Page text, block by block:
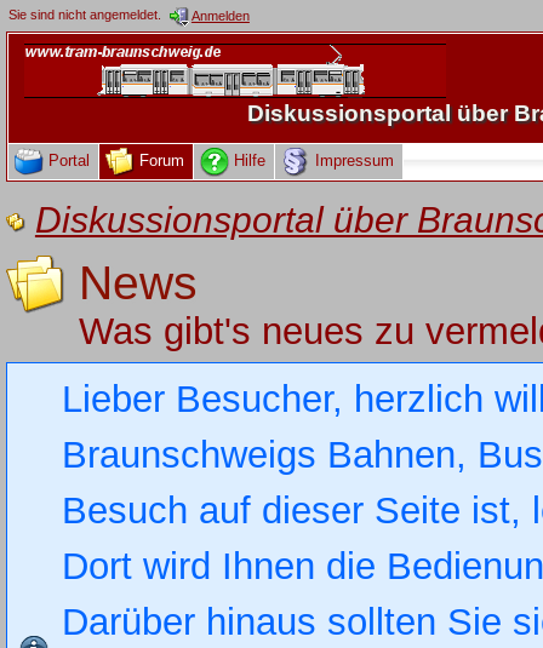
Sie sind nicht angemeldet. Anmelden
Diskussionsportal über
Portal Forum Hilfe Impressum
Diskussionsportal über
News
Was gibt's neues zu
Lieber Besucher, herzlich
Braunschweigs Bahnen,
Besuch auf dieser Seite
Dort wird Ihnen die
Darüber hinaus sollten Sie